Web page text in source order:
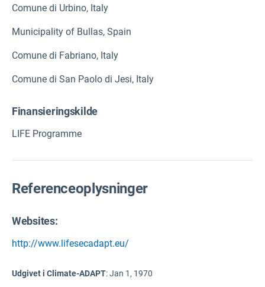
Comune di Urbino, Italy
Municipality of Bullas, Spain
Comune di Fabriano, Italy
Comune di San Paolo di Jesi, Italy
Finansieringskilde
LIFE Programme
Referenceoplysninger
Websites:
http://www.lifesecadapt.eu/
Udgivet i Climate-ADAPT:Jan 1, 1970